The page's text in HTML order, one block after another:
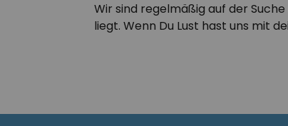
Wir sind regelmäßig auf der
liegt. Wenn Du Lust hast uns mit